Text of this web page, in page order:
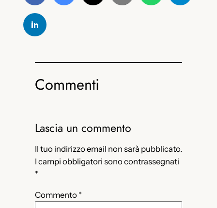
Commenti
Lascia un commento
Il tuo indirizzo email non sarà pubblicato.
I campi obbligatori sono contrassegnati
*
Commento *